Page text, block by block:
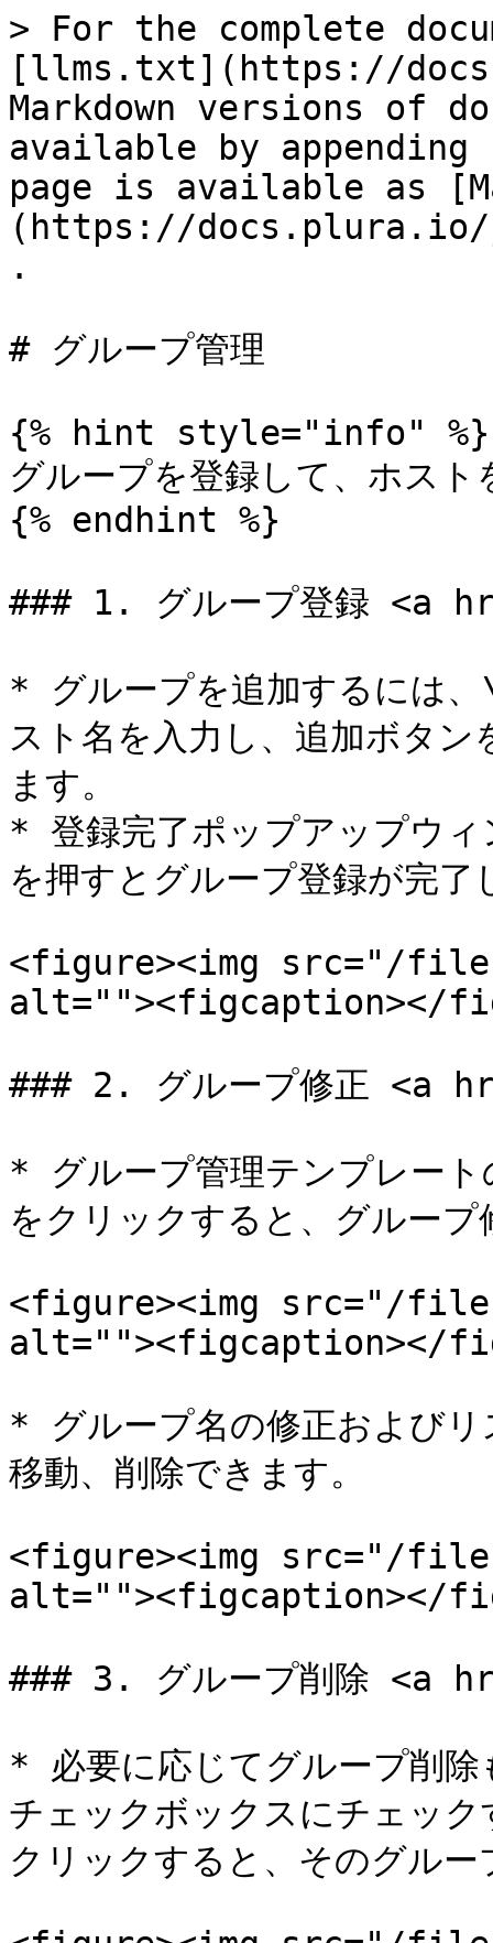
> For the complete
[llms.txt](https://
Markdown versions of
available by
page is available as
(https://docs.plura.io/
.
# グループ管理
{% hint style="info" %}
グループを登録して、ホス
{% endhint %}
### 1. グループ登録
* グループを追加するには
スト名を入力し、追加ボタ
ます。
* 登録完了ポップアップウィ
を押すとグループ登録が完了
<figure><img src="/files/
alt=""><figcaption></
### 2. グループ修正
* グループ管理テンプレート
をクリックすると、グルー
<figure><img src="/files/
alt=""><figcaption></
* グループ名の修正およびリ
移動、削除できます。
<figure><img src="/files/
alt=""><figcaption></
### 3. グループ削除
* 必要に応じてグループ削
チェックボックスにチェッ
クリックすると、そのグル